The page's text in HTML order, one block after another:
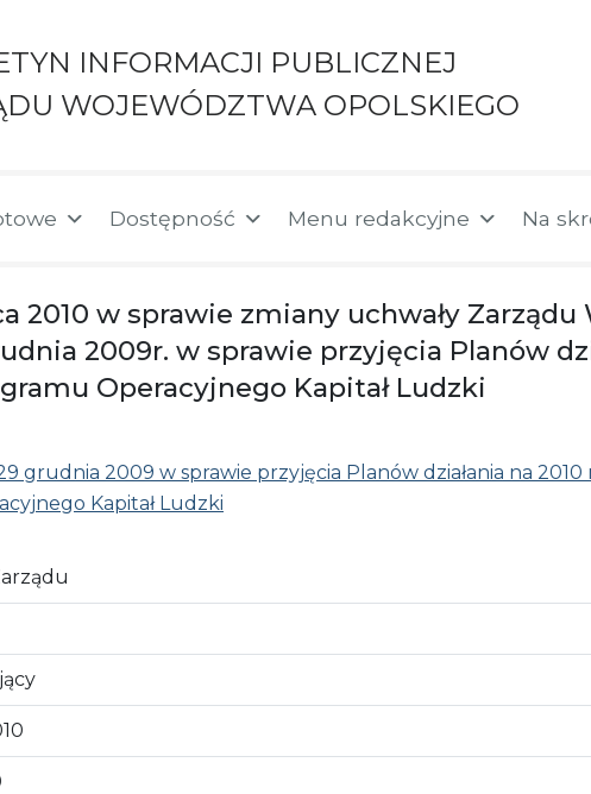
INFORMACJI PUBLICZNEJ
WOJEWÓDZTWA OPOLSKIEGO
Dostępność Menu redakcyjne Na
2010 w sprawie zmiany uchwały
2009r. w sprawie przyjęcia Planów
Operacyjnego Kapitał Ludzki
grudnia 2009 w sprawie przyjęcia Planów działania na
Kapitał Ludzki